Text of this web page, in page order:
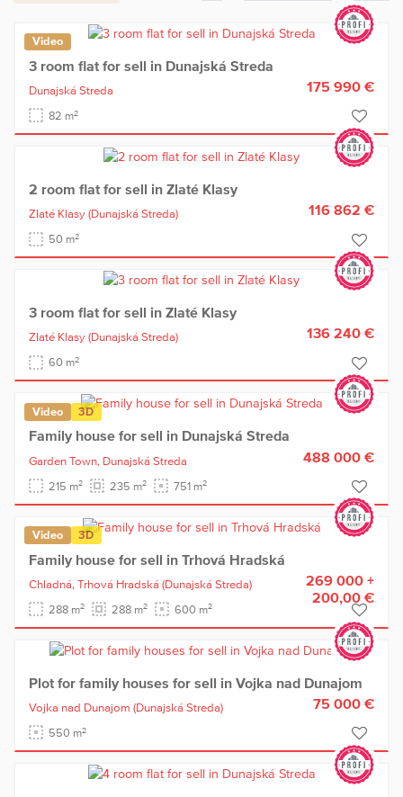
Video
3 room flat for sell in Dunajská Streda
Dunajská Streda
82 m2
175 990 €
2 room flat for sell in Zlaté Klasy
Zlaté Klasy (Dunajská Streda)
50 m2
116 862 €
3 room flat for sell in Zlaté Klasy
Zlaté Klasy (Dunajská Streda)
60 m2
136 240 €
Video 3D
Family house for sell in Dunajská Streda
Garden Town, Dunajská Streda
215 m2 235 m2 751 m2
488 000 €
Video 3D
Family house for sell in Trhová Hradská
Chladná, Trhová Hradská (Dunajská Streda)
288 m2 288 m2 600 m2
269 000 +
200,00 €
Plot for family houses for sell in Vojka nad Dunajom
Vojka nad Dunajom (Dunajská Streda)
550 m2
75 000 €